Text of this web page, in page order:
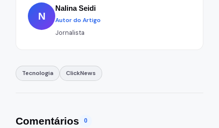
N
Nalina Seidi
Autor do Artigo
Jornalista
Tecnologia ClickNews
Comentários 0